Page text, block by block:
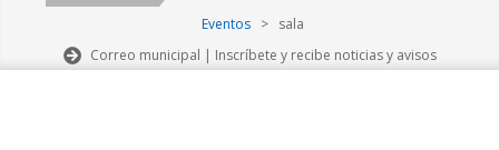
Eventos > sala
Correo municipal | Inscríbete y recibe noticias y avisos